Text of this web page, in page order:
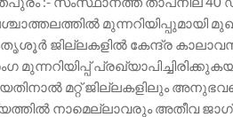
മുന്നറിയിപ്പുമായി
ജില്ലകളിൽ കേന്ദ്ര
മുന്നറിയിപ്പ്
മറ്റ് ജില്ലകളിലും
നാമെല്ലാവരും അതീവ